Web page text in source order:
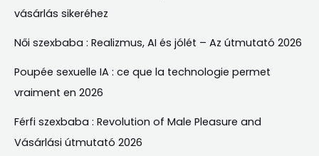
vásárlás sikeréhez
Női szexbaba : Realizmus, AI és jólét – Az útmutató 2026
Poupée sexuelle IA : ce que la technologie permet
vraiment en 2026
Férfi szexbaba : Revolution of Male Pleasure and
Vásárlási útmutató 2026